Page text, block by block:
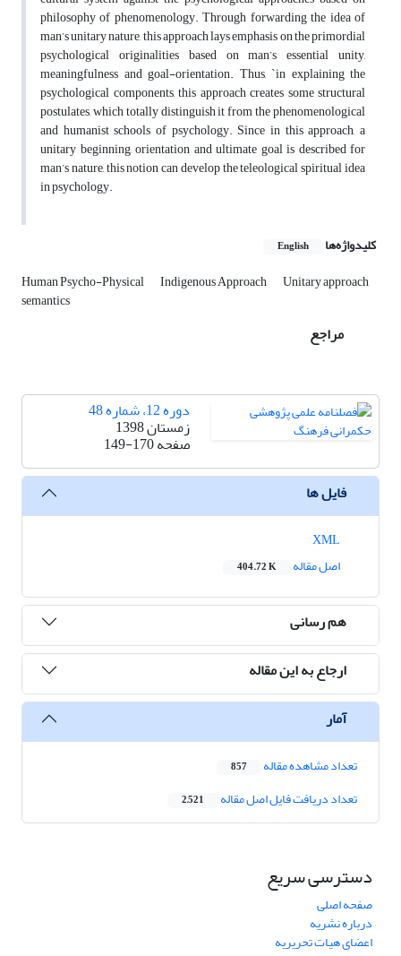
philosophy of phenomenology. Through forwarding the idea of
man’s unitary nature, this approach lays emphasis on the primordial
psychological originalities based on man’s essential unity,
meaningfulness and goal-orientation. Thus, `in explaining the
psychological components, this approach creates some structural
postulates, which totally distinguish it from the phenomenological
and humanist schools of psychology. Since in this approach, a
unitary beginning, orientation and ultimate goal is described for
man’s nature, this notion can develop the teleological spiritual idea
in psychology.
کلیدواژه‌ها English
Human Psycho-Physical Indigenous Approach Unitary approach
semantics
مراجع
دوره 12، شماره 48
زمستان 1398
صفحه149-170
فایل ها
اصل مقاله
404.72 K
هم رسانی
ارجاع به این مقاله
آمار
تعداد مشاهده مقاله 857
تعداد دریافت فایل اصل مقاله 2,521
دسترسی سریع
صفحه اصلی
درباره نشریه
اعضای هیات تحریریه